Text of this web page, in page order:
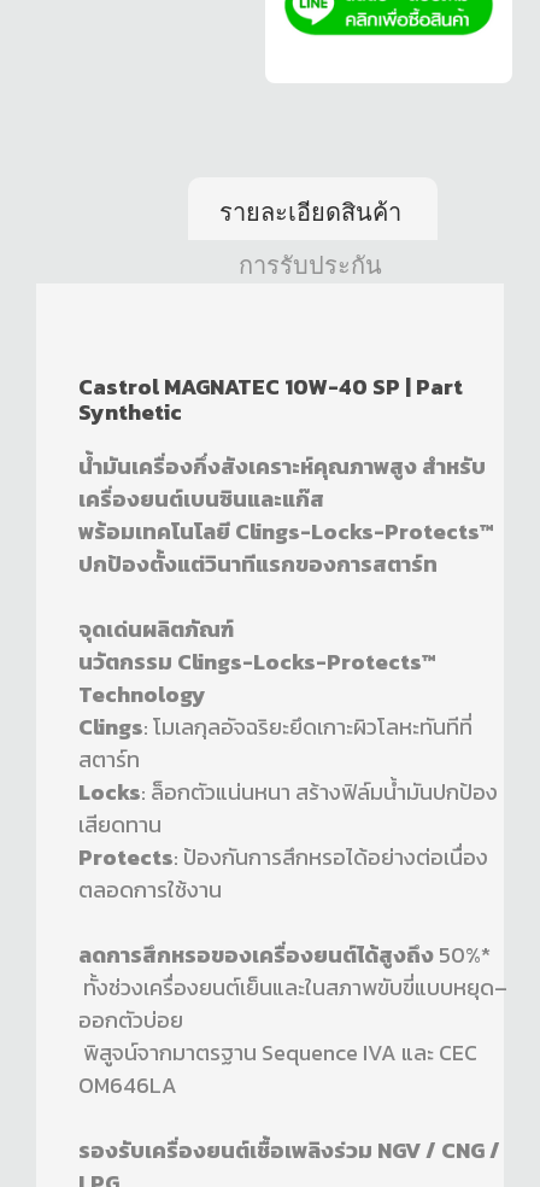
รายละเอียดสินค้า
การรับประกัน
Castrol MAGNATEC 10W-40 SP | Part
Synthetic
น้ำมันเครื่องกึ่งสังเคราะห์คุณภาพสูง สำหรับ
เครื่องยนต์เบนซินและแก๊ส
พร้อมเทคโนโลยี Clings-Locks-Protects™
ปกป้องตั้งแต่วินาทีแรกของการสตาร์ท
จุดเด่นผลิตภัณฑ์
นวัตกรรม Clings-Locks-Protects™
Technology
Clings: โมเลกุลอัจฉริยะยึดเกาะผิวโลหะทันทีที่
สตาร์ท
Locks: ล็อกตัวแน่นหนา สร้างฟิล์มน้ำมันปกป้อง
เสียดทาน
Protects: ป้องกันการสึกหรอได้อย่างต่อเนื่อง
ตลอดการใช้งาน
ลดการสึกหรอของเครื่องยนต์ได้สูงถึง50%*
ทั้งช่วงเครื่องยนต์เย็นและในสภาพขับขี่แบบหยุด–
ออกตัวบ่อย
พิสูจน์จากมาตรฐาน Sequence IVA และ CEC
OM646LA
รองรับเครื่องยนต์เชื้อเพลิงร่วม NGV / CNG /